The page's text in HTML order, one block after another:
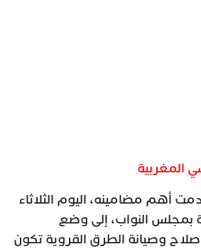
المغربية
أهم مضامينه، اليوم الثلاثاء
النواب، إلى وضع
وصيانة الطرق القروية تكون